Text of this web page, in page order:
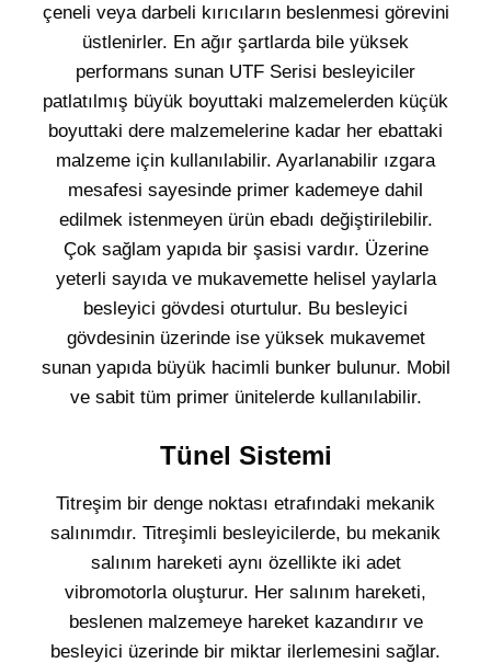
çeneli veya darbeli kırıcıların beslenmesi görevini
üstlenirler. En ağır şartlarda bile yüksek
performans sunan UTF Serisi besleyiciler
patlatılmış büyük boyuttaki malzemelerden küçük
boyuttaki dere malzemelerine kadar her ebattaki
malzeme için kullanılabilir. Ayarlanabilir ızgara
mesafesi sayesinde primer kademeye dahil
edilmek istenmeyen ürün ebadı değiştirilebilir.
Çok sağlam yapıda bir şasisi vardır. Üzerine
yeterli sayıda ve mukavemette helisel yaylarla
besleyici gövdesi oturtulur. Bu besleyici
gövdesinin üzerinde ise yüksek mukavemet
sunan yapıda büyük hacimli bunker bulunur. Mobil
ve sabit tüm primer ünitelerde kullanılabilir.
Tünel Sistemi
Titreşim bir denge noktası etrafındaki mekanik
salınımdır. Titreşimli besleyicilerde, bu mekanik
salınım hareketi aynı özellikte iki adet
vibromotorla oluşturur. Her salınım hareketi,
beslenen malzemeye hareket kazandırır ve
besleyici üzerinde bir miktar ilerlemesini sağlar.